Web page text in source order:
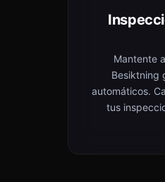
Mantente
Besiktning
automáticos.
tus